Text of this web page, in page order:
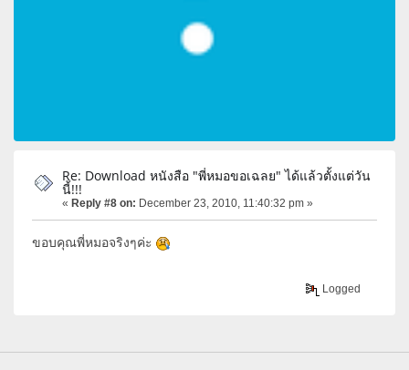
Re: Download หนังสือ "พี่หมอขอเฉลย" ได้แล้วตั้งแต่วัน
นี้!!!
« Reply #8 on: December 23, 2010, 11:40:32 pm »
ขอบคุณพี่หมอจริงๆค่ะ
Logged